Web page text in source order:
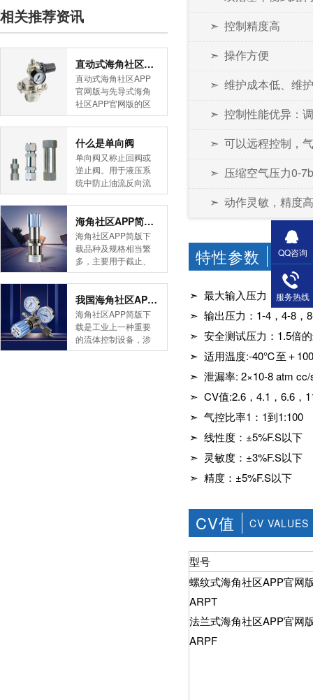
➣ 控制精度高
➣ 操作方便
➣ 维护成本低、维
➣ 控制性能优异：调
➣ 可以远程控制
➣ 压缩空气压力0-
➣ 动作灵敏，精度高
特性参数
➣ 最大输入压力：3MPa
➣ 输出压力：1-4，4-8
➣ 安全测试压力：1.5倍
➣ 适用温度:-40℃至＋
➣ 泄漏率: 2×10-8 atm cc/
➣ CV值:2.6，4.1，6.6，
➣ 气控比率1：1到1:100
➣ 线性度：±5%F.S以下
➣ 灵敏度：±3%F.S以下
➣ 精度：±5%F.S以下
CV值 CV VALUES
型号
螺纹式海角社区APP官网
ARPT
法兰式海角社区APP官网
ARPF
相关推荐资讯
直动式海角社区APP官网版与先导式海角社区APP官网版的区别
直动式海角社区APP
官网版与先导式海角
社区APP官网版的区
别是什么？HJBA8海
角论坛海角社区APP
简版下载告诉您！先
导式海角社区APP官
网版是采用控制阀体
内的启闭件的开度来
调节介质的流量，将
介质的压力降低，同
时借助阀后压力的作
用调节启闭件的开
度，使阀后压力保持
在一定范围内，在进
口压力不断变化的情
在设定的范围内，保
护其后的生活生产器
具。本类海角社区
APP简版下载在管......
什么是单向阀
单向阀又称止回阀或
逆止阀。用于液压系
统中防止油流反向流
动,或者用于气动系统
中防止压缩空气逆向
流动。今天HJBA8海
角论坛海角社区APP
简版下载为您介绍一
下什么是单向阀。
一、简介单向阀有直
通式和直角式两种。
直通式单向阀用螺纹
连接安装在管路上。
直角式单向阀有螺纹
连接、板式连接和法
兰连接三种形式。液
海角社区APP简版下载的维护保养方式有哪些
海角社区APP简版下
载品种及规格相当繁
多，主要用于截止、
导流、稳压、分流
等，用途广泛。正确
和有序有效的维护保
养会保护海角社区
APP简版下载，使海
角社区APP简版下载
正常发挥功能并且延
我国海角社区APP简版下载市场的现状及前景如何
海角社区APP简版下
载是工业上一种重要
的流体控制设备，涉
及到国民经济诸多部
QQ咨询
服务热线